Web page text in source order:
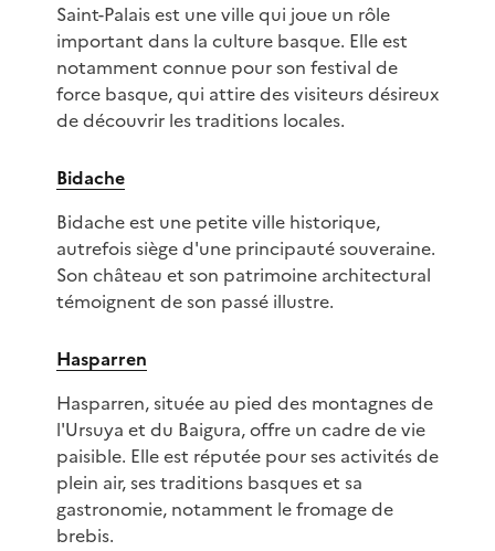
Saint-Palais est une ville qui joue un rôle
important dans la culture basque. Elle est
notamment connue pour son festival de
force basque, qui attire des visiteurs désireux
de découvrir les traditions locales.
Bidache
Bidache est une petite ville historique,
autrefois siège d'une principauté souveraine.
Son château et son patrimoine architectural
témoignent de son passé illustre.
Hasparren
Hasparren, située au pied des montagnes de
l'Ursuya et du Baigura, offre un cadre de vie
paisible. Elle est réputée pour ses activités de
plein air, ses traditions basques et sa
gastronomie, notamment le fromage de
brebis.